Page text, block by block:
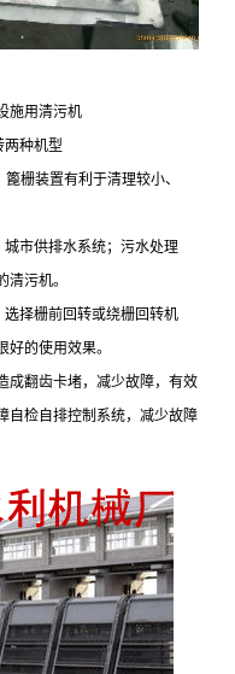
施用清污机
两种机型
栅装置有利于清理较小、
市供排水系统；污水处理
污机。
择栅前回转或绕栅回转机
的使用效果。
成翻齿卡堵，减少故障，有效
自检自排控制系统，减少故障